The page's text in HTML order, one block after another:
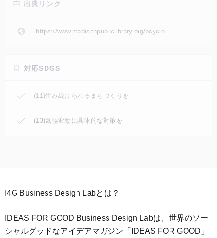
出典リンク
https://www.madisonpubliclibrary.org/bcycle
対応SDGS
(11)住み続けられるまちづくりを
(13)気候変動に具体的な対策を
I4G Business Design Labとは？
IDEAS FOR GOOD Business Design Labは、世界のソー
シャルグッドなアイデアマガジン「IDEAS FOR GOOD」